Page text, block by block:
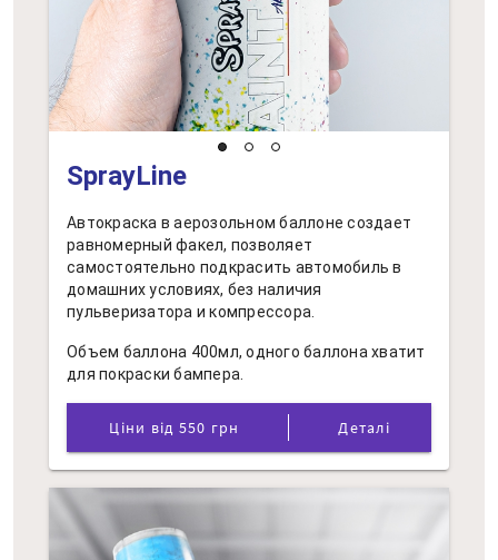
SprayLine
Автокраска в аерозольном баллоне создает
равномерный факел, позволяет
самостоятельно подкрасить автомобиль в
домашних условиях, без наличия
пульверизатора и компрессора.
Объем баллона 400мл, одного баллона хватит
для покраски бампера.
Ціни від 550 грн Деталі